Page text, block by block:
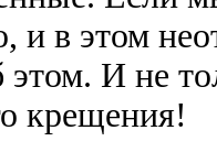
и в этом
этом. И не
крещения!